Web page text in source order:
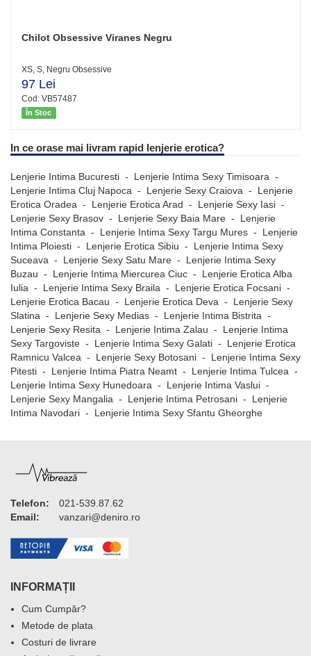
Chilot Obsessive Viranes Negru
XS, S, Negru Obsessive
97 Lei
Cod: VB57487
În Stoc
In ce orase mai livram rapid lenjerie erotica?
Lenjerie Intima Bucuresti - Lenjerie Intima Sexy Timisoara -
Lenjerie Intima Cluj Napoca - Lenjerie Sexy Craiova - Lenjerie
Erotica Oradea - Lenjerie Erotica Arad - Lenjerie Sexy Iasi -
Lenjerie Sexy Brasov - Lenjerie Sexy Baia Mare - Lenjerie
Intima Constanta - Lenjerie Intima Sexy Targu Mures - Lenjerie
Intima Ploiesti - Lenjerie Erotica Sibiu - Lenjerie Intima Sexy
Suceava - Lenjerie Sexy Satu Mare - Lenjerie Intima Sexy
Buzau - Lenjerie Intima Miercurea Ciuc - Lenjerie Erotica Alba
Iulia - Lenjerie Intima Sexy Braila - Lenjerie Erotica Focsani -
Lenjerie Erotica Bacau - Lenjerie Erotica Deva - Lenjerie Sexy
Slatina - Lenjerie Sexy Medias - Lenjerie Intima Bistrita -
Lenjerie Sexy Resita - Lenjerie Intima Zalau - Lenjerie Intima
Sexy Targoviste - Lenjerie Intima Sexy Galati - Lenjerie Erotica
Ramnicu Valcea - Lenjerie Sexy Botosani - Lenjerie Intima Sexy
Pitesti - Lenjerie Intima Piatra Neamt - Lenjerie Intima Tulcea -
Lenjerie Intima Sexy Hunedoara - Lenjerie Intima Vaslui -
Lenjerie Sexy Mangalia - Lenjerie Intima Petrosani - Lenjerie
Intima Navodari - Lenjerie Intima Sexy Sfantu Gheorghe
Telefon:
021-539.87.62
Email:
vanzari@deniro.ro
INFORMAȚII
Cum Cumpăr?
Metode de plata
Costuri de livrare